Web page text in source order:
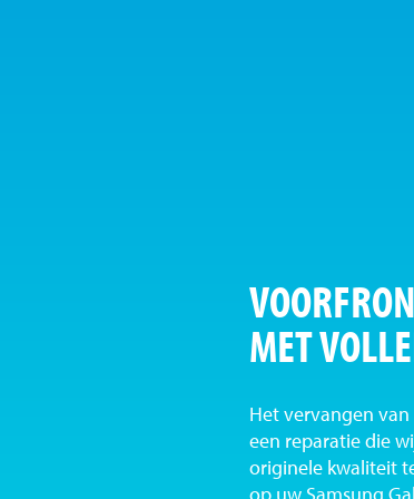
MET
Het vervangen van
een reparatie die
originele kwaliteit